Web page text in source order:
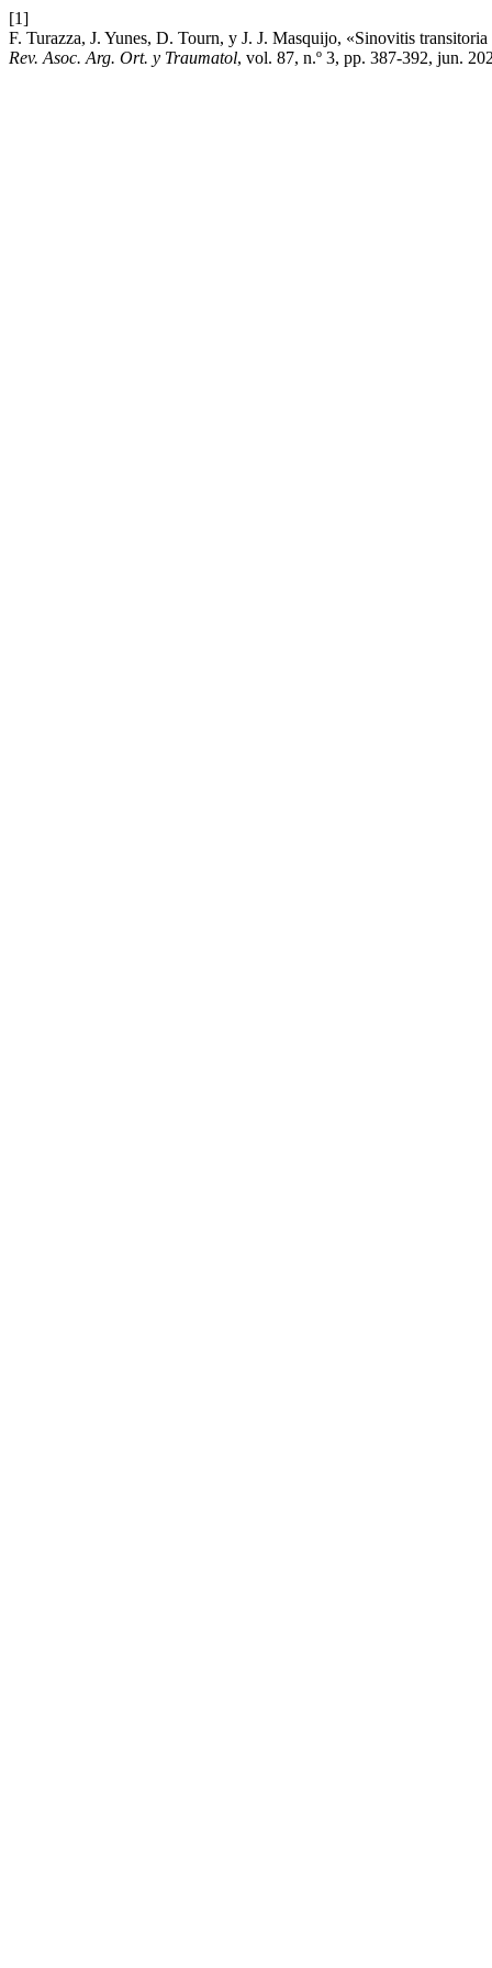
[1]
F. Turazza, J. Yunes, D. Tourn, y J. J. Masquijo, «Sinovitis
Rev. Asoc. Arg. Ort. y Traumatol, vol. 87, n.º 3, pp. 387-392, jun.